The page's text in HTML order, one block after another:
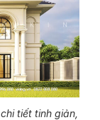
tiết tinh giản,